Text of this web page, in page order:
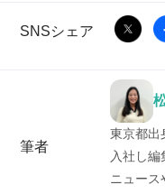
SNSシェア
筆者
東京都出
入社し
ニュース